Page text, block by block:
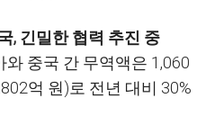
, 긴밀한 협력 추진 중
중국 간 무역액은 1,060
억 원)로 전년 대비 30%